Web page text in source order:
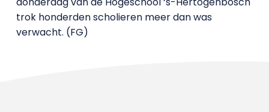
trok honderden scholieren meer dan was
verwacht. (FG)